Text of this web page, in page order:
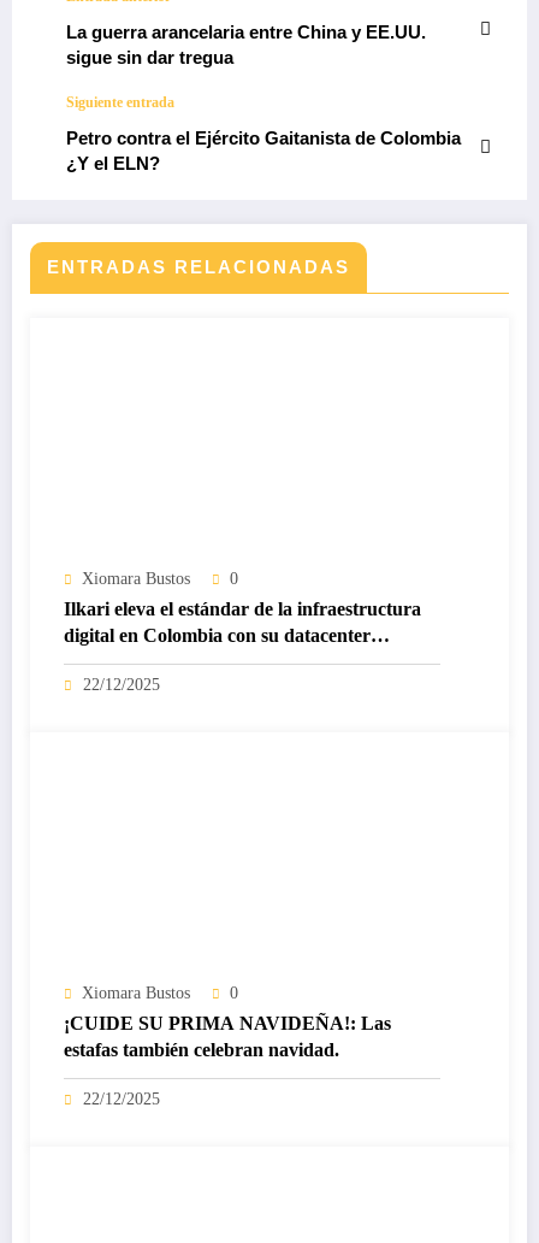
La guerra arancelaria entre China y EE.UU.
sigue sin dar tregua
Siguiente entrada
Petro contra el Ejército Gaitanista de Colombia
¿Y el ELN?
ENTRADAS RELACIONADAS
Xiomara Bustos 0
Ilkari eleva el estándar de la infraestructura
digital en Colombia con su datacenter
certificado Nivel IV de ICREA
22/12/2025
Xiomara Bustos 0
¡CUIDE SU PRIMA NAVIDEÑA!: Las
estafas también celebran navidad.
22/12/2025